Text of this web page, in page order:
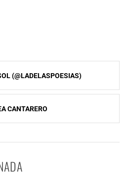
(@LADELASPOESIAS)
CANTARERO